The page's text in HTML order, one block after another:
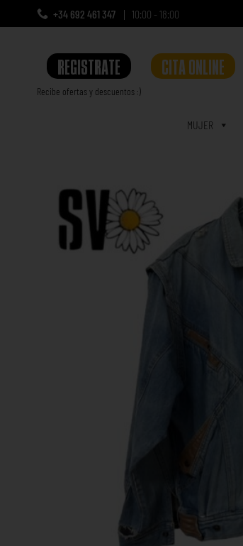
+34 692 461 347 10:00 - 18:00
REGISTRATE
Recibe ofertas y descuentos :)
CITA ONLINE
MUJER